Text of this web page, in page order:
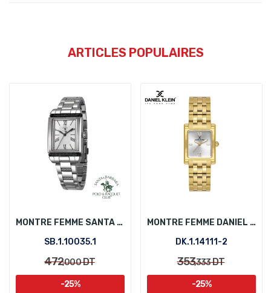
ARTICLES POPULAIRES
MONTRE FEMME SANTA BARBARA POLO SB.1.10035.1
SB.1.10035.1
472,000DT
-25%
MONTRE FEMME DANIEL KLEIN DK.1.14111-2
DK.1.14111-2
353,333DT
-25%